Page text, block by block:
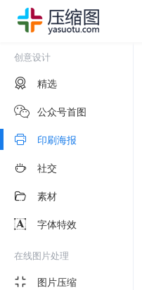
创意设计
精选
公众号首图
印刷海报
社交
素材
字体特效
在线图片处理
图片压缩